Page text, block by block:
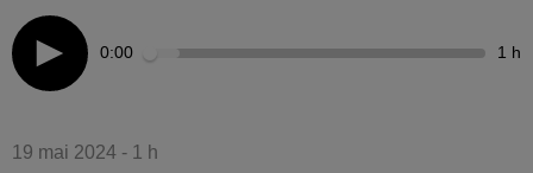
0:00 1 h
19 mai 2024 - 1 h